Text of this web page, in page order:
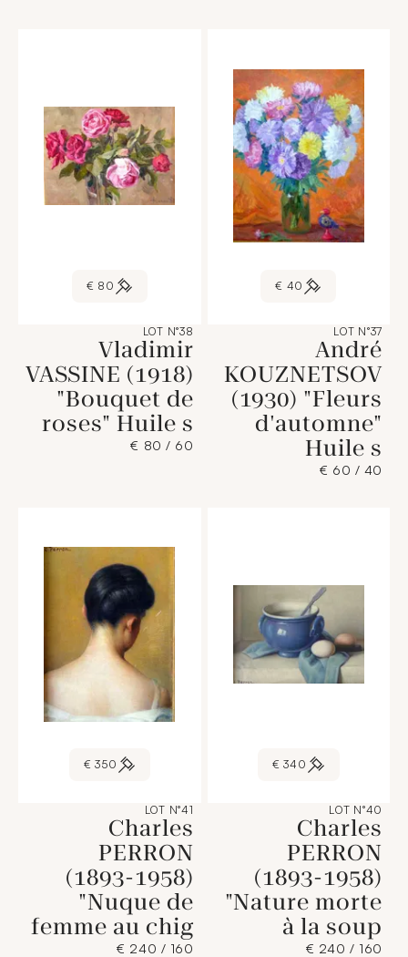
40 €
LOT N°37
André
KOUZNETSOV
(1930) "Fleurs
d'automne"
Huile s
40 / 60 €
80 €
LOT N°38
Vladimir
VASSINE (1918)
"Bouquet de
roses" Huile s
60 / 80 €
340 €
LOT N°40
Charles
PERRON
(1893-1958)
"Nature morte
à la soup
160 / 240 €
350 €
LOT N°41
Charles
PERRON
(1893-1958)
"Nuque de
femme au chig
160 / 240 €